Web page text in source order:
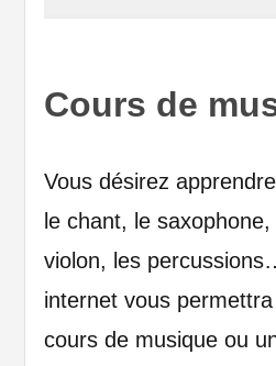
Cours de
Vous désirez
le chant, le
violon, les
internet vous
cours de musique ou